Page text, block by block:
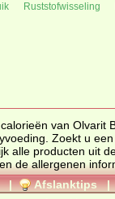
Ruststofwisseling
van Olvarit
100 gr. uit de
overzicht of bekijk alle
de allergenen
| Afslanktips |